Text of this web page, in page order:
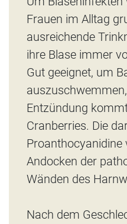
Frauen im Alltag
ausreichende
ihre Blase immer
Gut geeignet, um
Entzündung
Cranberries. Die
Proanthocyanidine
Andocken der
Wänden des
Nach dem